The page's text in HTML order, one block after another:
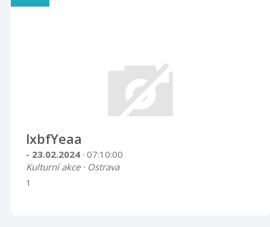
lxbfYeaa
- 23.02.2024 · 07:10:00
Kulturní akce · Ostrava
1